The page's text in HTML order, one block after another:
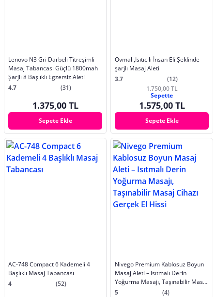
Lenovo N3 Gri Darbeli Titreşimli
Masaj Tabancası Güçlü 1800mah
Şarjlı 8 Başlıklı Egzersiz Aleti
4.7
(31)
1.375,00 TL
Sepete Ekle
Ovmalı,Isıtıcılı İnsan Eli Şeklinde
şarjlı Masaj Aleti
3.7
(12)
1.750,00 TL
Sepette
1.575,00 TL
Sepete Ekle
AC-748 Compact 6 Kademeli 4
Başlıklı Masaj Tabancası
4
(52)
Nivego Premium Kablosuz Boyun
Masaj Aleti – Isıtmalı Derin
Yoğurma Masajı, Taşınabilir Masaj
Cihazı Gerçek El Hissi
5
(4)